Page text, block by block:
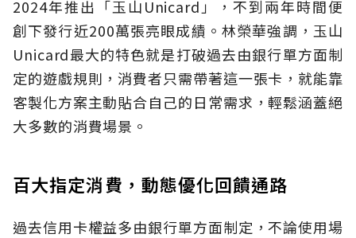
2024年推出「玉山Unicard」，不到兩年時間便
創下發行近200萬張亮眼成績。林榮華強調，玉山
Unicard最大的特色就是打破過去由銀行單方面制
定的遊戲規則，消費者只需帶著這一張卡，就能靠
客製化方案主動貼合自己的日常需求，輕鬆涵蓋絕
大多數的消費場景。
百大指定消費，動態優化回饋通路
過去信用卡權益多由銀行單方面制定，不論使用場